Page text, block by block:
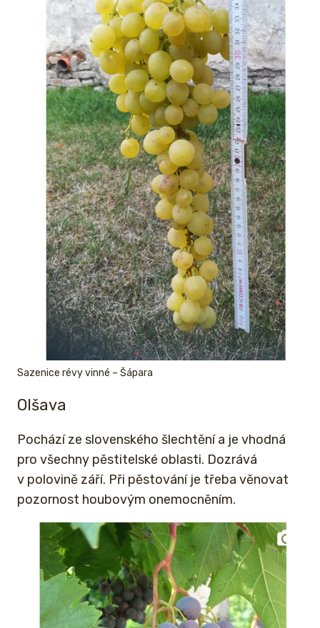
Sazenice révy vinné – Šápara
Olšava
Pochází ze slovenského šlechtění a je vhodná
pro všechny pěstitelské oblasti. Dozrává
v polovině září. Při pěstování je třeba věnovat
pozornost houbovým onemocněním.